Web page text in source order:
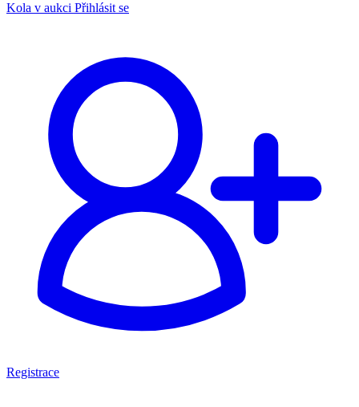
Kola v aukci Přihlásit se
Registrace